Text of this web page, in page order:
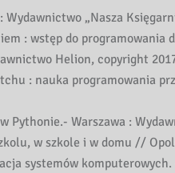
„Nasza
: wstęp do programowania
Helion, copyright
: nauka programowania
Pythonie.- Warszawa :
w szkole i w domu //
systemów